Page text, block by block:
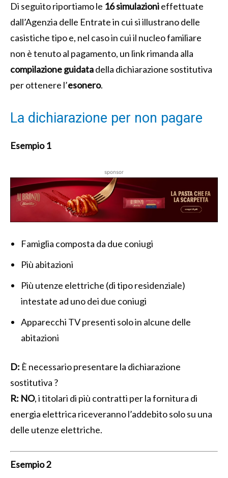
Di seguito riportiamo le 16 simulazionieffettuate
dall’Agenzia delle Entrate in cui si illustrano delle
casistiche tipo e, nel caso in cui il nucleo familiare
non è tenuto al pagamento, un link rimanda alla
compilazione guidatadella dichiarazione sostitutiva
per ottenere l’esonero.
La dichiarazione per non pagare
Esempio 1
sponsor
Famiglia composta da due coniugi
Più abitazioni
Più utenze elettriche (di tipo residenziale)
intestate ad uno dei due coniugi
Apparecchi TV presenti solo in alcune delle
abitazioni
D: È necessario presentare la dichiarazione
sostitutiva ?
R: NO, i titolari di più contratti per la fornitura di
energia elettrica riceveranno l’addebito solo su una
delle utenze elettriche.
Esempio 2